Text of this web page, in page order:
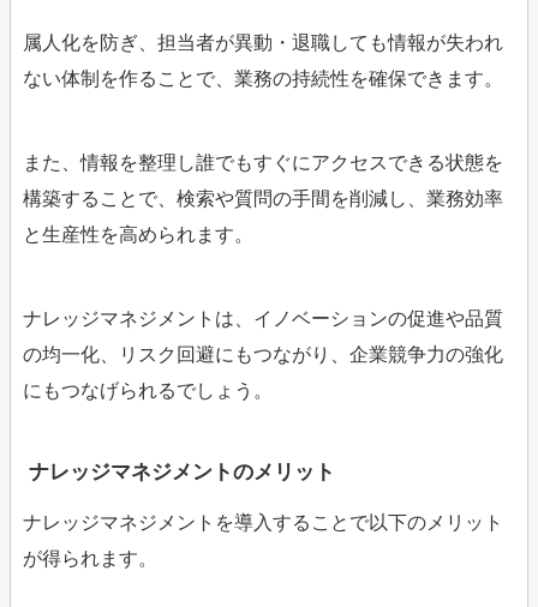
属人化を防ぎ、担当者が異動・退職しても情報が失われ
ない体制を作ることで、業務の持続性を確保できます。
また、情報を整理し誰でもすぐにアクセスできる状態を
構築することで、検索や質問の手間を削減し、業務効率
と生産性を高められます。
ナレッジマネジメントは、イノベーションの促進や品質
の均一化、リスク回避にもつながり、企業競争力の強化
にもつなげられるでしょう。
ナレッジマネジメントのメリット
ナレッジマネジメントを導入することで以下のメリット
が得られます。